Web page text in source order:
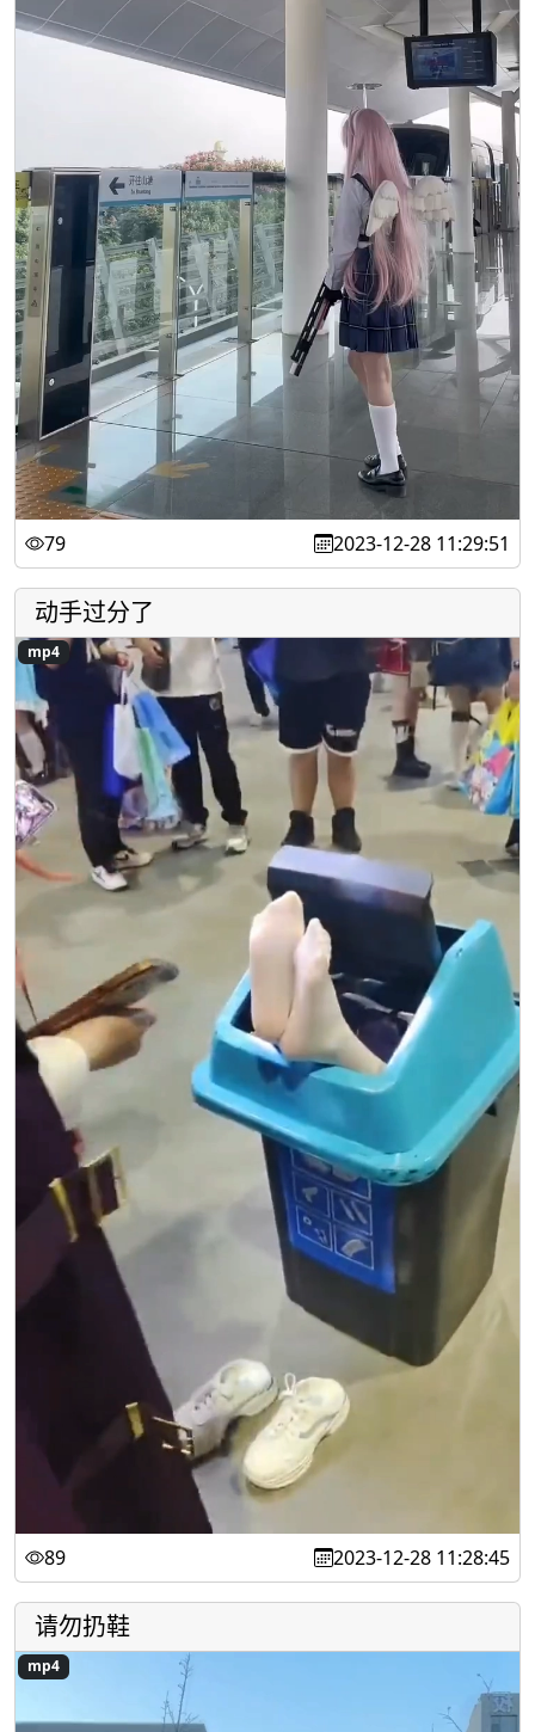
79 2023-12-28 11:29:51
动手过分了
mp4
89 2023-12-28 11:28:45
请勿扔鞋
mp4